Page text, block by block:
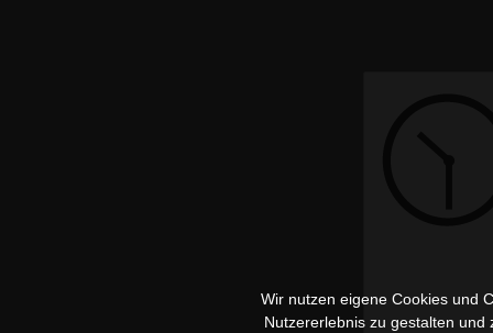
Wir nutzen eigene Cookies und
Nutzererlebnis zu gestalten